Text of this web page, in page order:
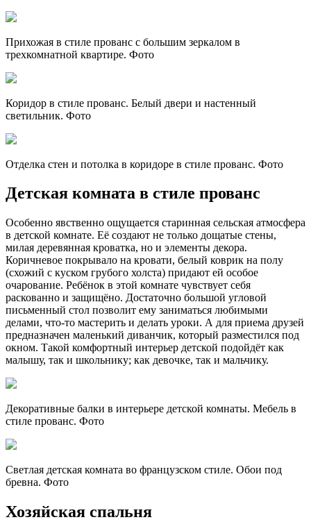
Прихожая в стиле прованс с большим зеркалом в
трехкомнатной квартире. Фото
Коридор в стиле прованс. Белый двери и настенный
светильник. Фото
Отделка стен и потолка в коридоре в стиле прованс. Фото
Детская комната в стиле прованс
Особенно явственно ощущается старинная сельская атмосфера
в детской комнате. Её создают не только дощатые стены,
милая деревянная кроватка, но и элементы декора.
Коричневое покрывало на кровати, белый коврик на полу
(схожий с куском грубого холста) придают ей особое
очарование. Ребёнок в этой комнате чувствует себя
раскованно и защищёно. Достаточно большой угловой
письменный стол позволит ему заниматься любимыми
делами, что-то мастерить и делать уроки. А для приема друзей
предназначен маленький диванчик, который разместился под
окном. Такой комфортный интерьер детской подойдёт как
малышу, так и школьнику; как девочке, так и мальчику.
Декоративные балки в интерьере детской комнаты. Мебель в
стиле прованс. Фото
Светлая детская комната во французском стиле. Обои под
бревна. Фото
Хозяйская спальня